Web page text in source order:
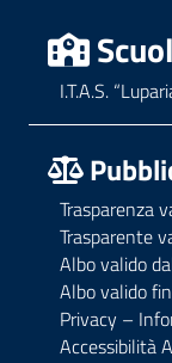
I.T.A.S.
Trasparenza
Trasparente
Albo valido
Albo valido
Privacy –
Accessibilità